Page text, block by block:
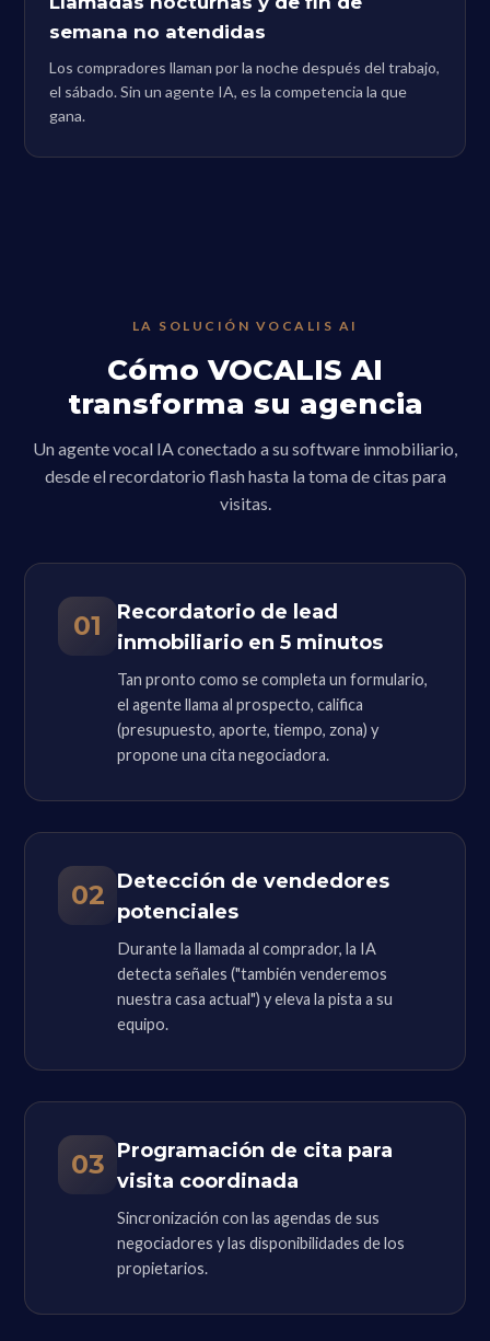
semana no atendidas
Los compradores llaman por la noche después del trabajo,
el sábado. Sin un agente IA, es la competencia la que
gana.
LA SOLUCIÓN VOCALIS AI
Cómo VOCALIS AI
transforma su agencia
Un agente vocal IA conectado a su software inmobiliario,
desde el recordatorio flash hasta la toma de citas para
visitas.
01
Recordatorio de lead
inmobiliario en 5 minutos
Tan pronto como se completa un formulario,
el agente llama al prospecto, califica
(presupuesto, aporte, tiempo, zona) y
propone una cita negociadora.
02 Detección de vendedores
potenciales
Durante la llamada al comprador, la IA
detecta señales ("también venderemos
nuestra casa actual") y eleva la pista a su
equipo.
03 Programación de cita para
visita coordinada
Sincronización con las agendas de sus
negociadores y las disponibilidades de los
propietarios.